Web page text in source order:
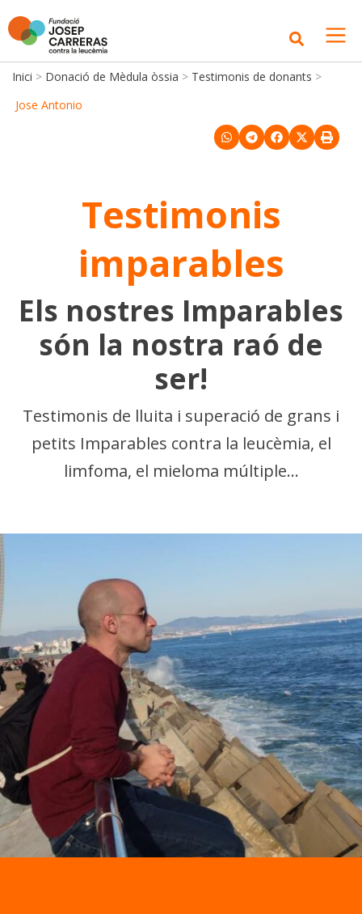
Inici > Donació de Mèdula òssia > Testimonis de donants >
Jose Antonio
Testimonis
imparables
Els nostres Imparables
són la nostra raó de
ser!
Testimonis de lluita i superació de grans i
petits Imparables contra la leucèmia, el
limfoma, el mieloma múltiple…